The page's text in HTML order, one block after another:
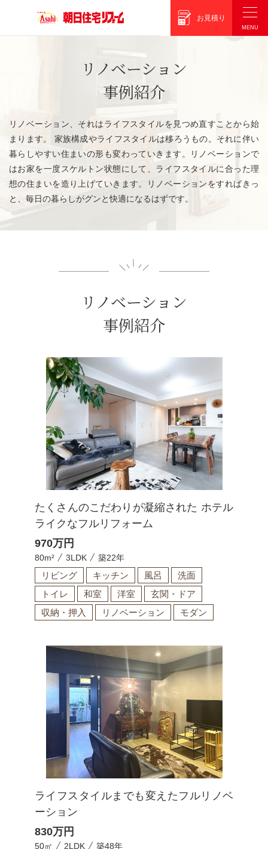
お見積り
リノベーション
事例紹介
リノベーション、それはライフスタイルを見つめ直すことから始
まります。 家族構成やライフスタイルは移ろうもの。それに伴い
暮らしやすい住まいの形も変わっていきます。リノベーションで
はお家を一度スケルトン状態にして、ライフスタイルに合った理
想の住まいを造り上げていきます。リノベーションをすればきっ
と、毎日の暮らしがグンと快適になるはずです。
リノベーション
事例紹介
たくさんのこだわりが凝縮された ホテル
ライクなフルリフォーム
970万円
80m² 3LDK 築22年
リビング キッチン 風呂
洗面
トイレ
和室 洋室
玄関・ドア
収納・押入
リノベーション モダン
ライフスタイルまでも変えたフルリノベ
ーション
830万円
50㎡ 2LDK 築48年